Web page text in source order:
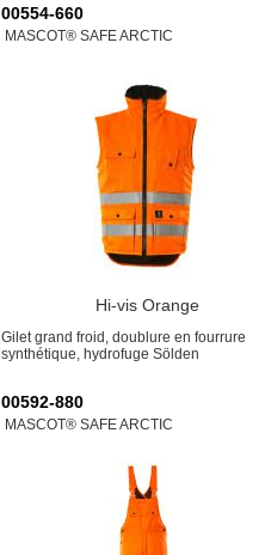
00554-660
MASCOT® SAFE ARCTIC
Hi-vis Orange
Gilet grand froid, doublure en fourrure
synthétique, hydrofuge Sölden
00592-880
MASCOT® SAFE ARCTIC